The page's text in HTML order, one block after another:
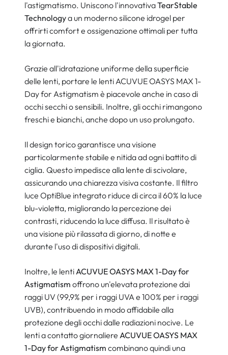
l'astigmatismo. Uniscono l'innovativaTearStable
Technologya un moderno silicone idrogel per
offrirti comfort e ossigenazione ottimali per tutta
la giornata.
Grazie all'idratazione uniforme della superficie
delle lenti, portare le lenti ACUVUE OASYS MAX 1-
Day for Astigmatism è piacevole anche in caso di
occhi secchi o sensibili. Inoltre, gli occhi rimangono
freschi e bianchi, anche dopo un uso prolungato.
Il design torico garantisce una visione
particolarmente stabile e nitida ad ogni battito di
ciglia. Questo impedisce alla lente di scivolare,
assicurando una chiarezza visiva costante. Il filtro
luce OptiBlue integrato riduce di circa il 60% la luce
blu-violetta, migliorando la percezione dei
contrasti, riducendo la luce diffusa. Il risultato è
una visione più rilassata di giorno, di notte e
durante l'uso di dispositivi digitali.
Inoltre, le lentiACUVUE OASYS MAX 1-Day for
Astigmatism offrono un'elevata protezione dai
raggi UV (99,9% per i raggi UVA e 100% per i raggi
UVB), contribuendo in modo affidabile alla
protezione degli occhi dalle radiazioni nocive. Le
lenti a contatto giornaliere ACUVUE OASYS MAX
1-Day for Astigmatism combinano quindi una